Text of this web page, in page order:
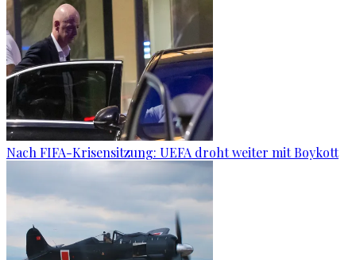
Nach FIFA-Krisensitzung: UEFA droht weiter mit Boykott